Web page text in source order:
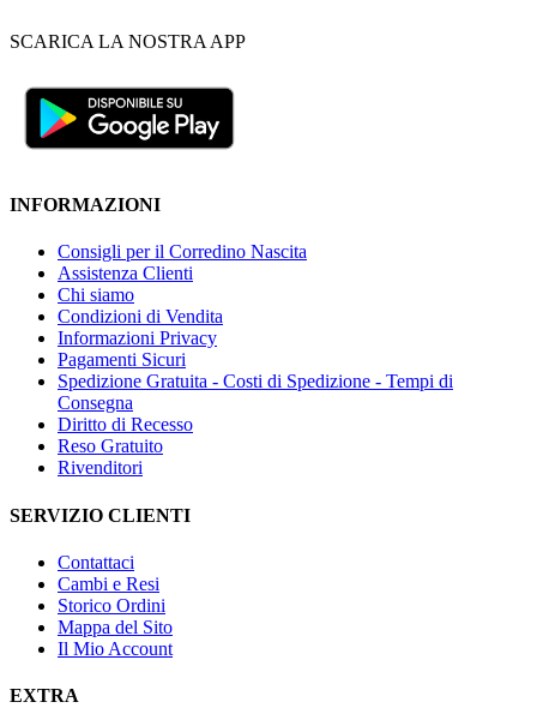
SCARICA LA NOSTRA APP
INFORMAZIONI
Consigli per il Corredino Nascita
Assistenza Clienti
Chi siamo
Condizioni di Vendita
Informazioni Privacy
Pagamenti Sicuri
Spedizione Gratuita - Costi di Spedizione - Tempi di
Consegna
Diritto di Recesso
Reso Gratuito
Rivenditori
SERVIZIO CLIENTI
Contattaci
Cambi e Resi
Storico Ordini
Mappa del Sito
Il Mio Account
EXTRA